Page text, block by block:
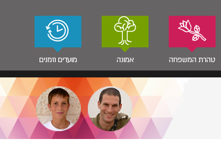
טהרת המשפחה אמונה מועדים וזמנים